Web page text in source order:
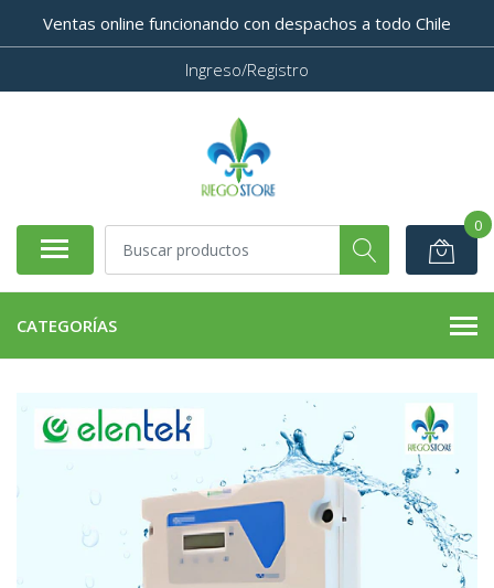
Ventas online funcionando con despachos a todo Chile
Ingreso/Registro
0
CATEGORÍAS